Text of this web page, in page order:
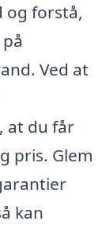
og forstå,
Ved at
at du får
pris. Glem
kan